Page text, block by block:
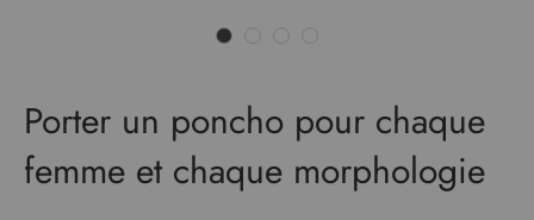
Porter un poncho pour chaque
femme et chaque morphologie